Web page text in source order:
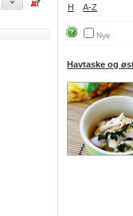
H A-Z
Nye
Havtaske og